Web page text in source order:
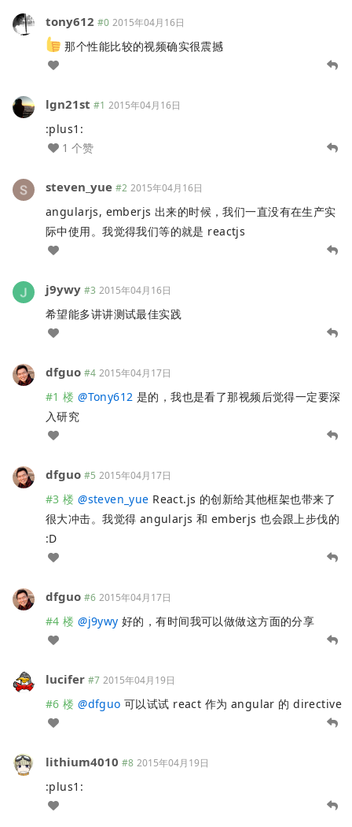
tony612 #0 2015年04月16日
那个性能比较的视频确实很震撼
lgn21st #1 2015年04月16日
:plus1:
1 个赞
steven_yue #2 2015年04月16日
angularjs, emberjs 出来的时候，我们一直没有在生产实
际中使用。我觉得我们等的就是 reactjs
j9ywy #3 2015年04月16日
希望能多讲讲测试最佳实践
dfguo #4 2015年04月17日
#1 楼 @Tony612 是的，我也是看了那视频后觉得一定要深
入研究
dfguo #5 2015年04月17日
#3 楼 @steven_yue React.js 的创新给其他框架也带来了
很大冲击。我觉得 angularjs 和 emberjs 也会跟上步伐的
:D
dfguo #6 2015年04月17日
#4 楼 @j9ywy 好的，有时间我可以做做这方面的分享
lucifer #7 2015年04月19日
#6 楼 @dfguo 可以试试 react 作为 angular 的 directive
lithium4010 #8 2015年04月19日
:plus1: